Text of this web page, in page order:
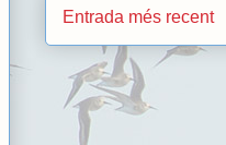
Entrada més recent